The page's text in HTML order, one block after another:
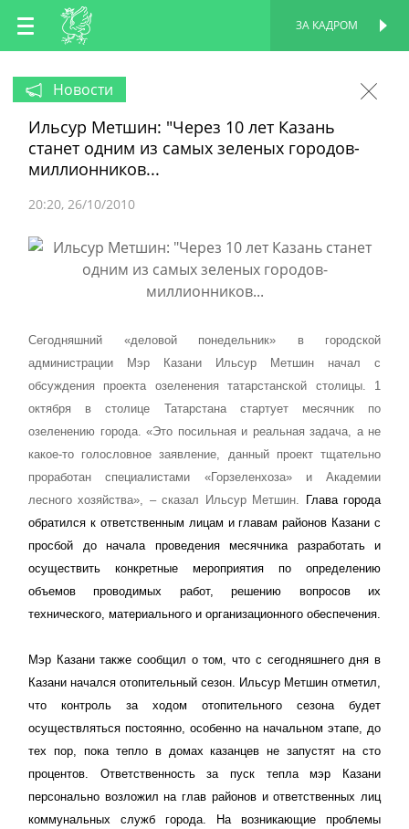
RU
EN
ЗА КАДРОМ
Новости
Ильсур Метшин: "Через 10 лет Казань
станет одним из самых зеленых городов-
миллионников...
20:20 26/10/2010
Сегодняшний «деловой понедельник» в городской
администрации Мэр Казани Ильсур Метшин начал с
обсуждения проекта озеленения татарстанской столицы. 1
октября в столице Татарстана стартует месячник по
озеленению города. «Это посильная и реальная задача, а не
какое-то голословное заявление, данный проект тщательно
проработан специалистами «Горзеленхоза» и Академии
лесного хозяйства», – сказал Ильсур Метшин. Глава города
обратился к ответственным лицам и главам районов Казани с
просбой до начала проведения месячника разработать и
осуществить конкретные мероприятия по определению
объемов проводимых работ, решению вопросов их
технического, материального и организационного обеспечения.
Мэр Казани также сообщил о том, что с сегодняшнего дня в
Казани начался отопительный сезон. Ильсур Метшин отметил,
что контроль за ходом отопительного сезона будет
осуществляться постоянно, особенно на начальном этапе, до
тех пор, пока тепло в домах казанцев не запустят на сто
процентов. Ответственность за пуск тепла мэр Казани
персонально возложил на глав районов и ответственных лиц
коммунальных служб города. На возникающие проблемы
ПЕРСОНАЛЬНАЯ